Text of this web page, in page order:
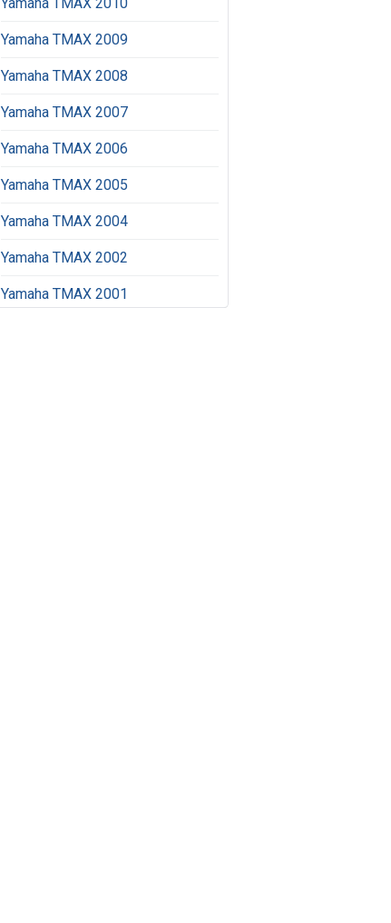
Yamaha TMAX 2009
Yamaha TMAX 2008
Yamaha TMAX 2007
Yamaha TMAX 2006
Yamaha TMAX 2005
Yamaha TMAX 2004
Yamaha TMAX 2002
Yamaha TMAX 2001